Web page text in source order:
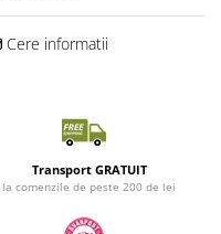
Cere informatii
Transport GRATUIT
la comenzile de peste 200 de lei